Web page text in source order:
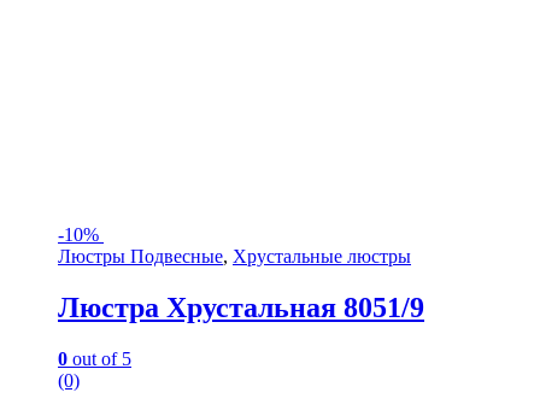
-10%
Люстры Подвесные, Хрустальные люстры
Люстра Хрустальная 8051/9
0 out of 5
(0)